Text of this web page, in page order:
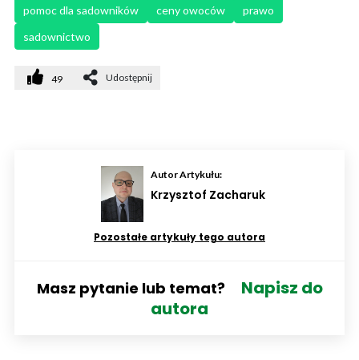
pomoc dla sadowników
ceny owoców
prawo
sadownictwo
49 Udostępnij
Autor Artykułu:
Krzysztof Zacharuk
Pozostałe artykuły tego autora
Masz pytanie lub temat?
Napisz do
autora